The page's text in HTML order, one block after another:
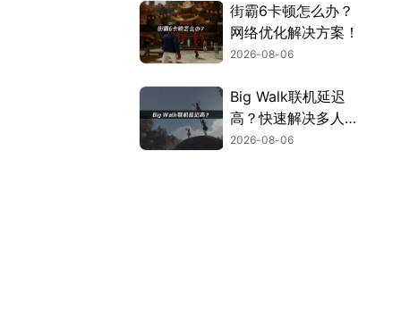
街霸6卡顿怎么办？
网络优化解决方案！
2026-08-06
Big Walk联机延迟
高？快速解决多人联
机卡顿问题！
2026-08-06